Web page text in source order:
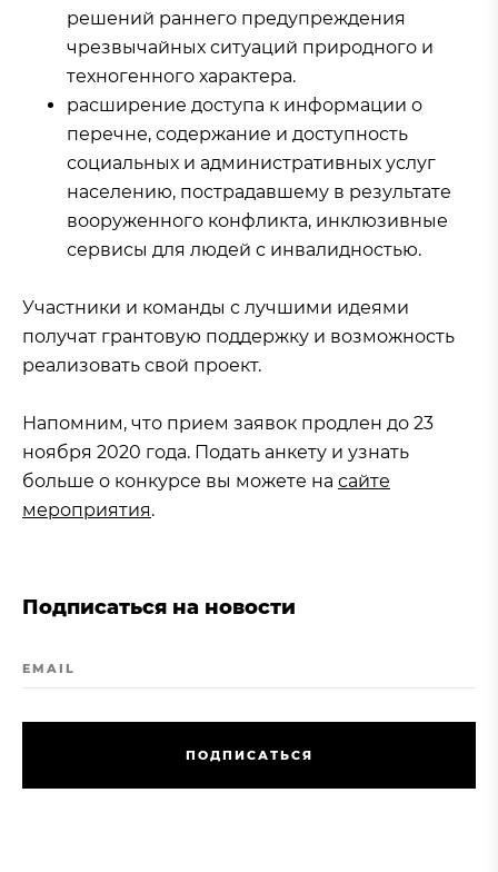
решений раннего предупреждения
чрезвычайных ситуаций природного и
техногенного характера.
расширение доступа к информации о
перечне, содержание и доступность
социальных и административных услуг
населению, пострадавшему в результате
вооруженного конфликта, инклюзивные
сервисы для людей с инвалидностью.
Участники и команды с лучшими идеями
получат грантовую поддержку и возможность
реализовать свой проект.
Напомним, что прием заявок продлен до 23
ноября 2020 года. Подать анкету и узнать
больше о конкурсе вы можете на сайте
мероприятия.
Подписаться на новости
EMAIL
П ОДП ИСАТЬСЯ